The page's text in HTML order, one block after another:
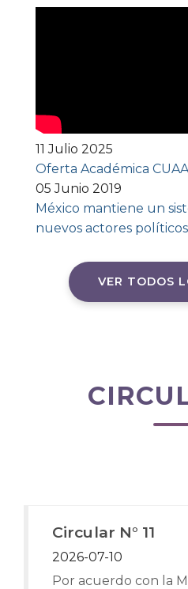
11 Julio 2025
Oferta Académica
05 Junio 2019
México mantiene un
nuevos actores
VER TODOS
Circular N° 11
2026-07-10
Por acuerdo con la